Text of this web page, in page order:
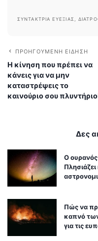
ΣΥΝΤΆΚΤΡΙΑ ΕΥΕΞΊΑΣ,
ΠΡΟΗΓΟΎΜΕΝΗ ΕΊΔΗΣΗ
Η κίνηση που πρέπει να
κάνεις για να μην
καταστρέψεις το
καινούριο σου
Δες
Ο ουρανός
Πώς να
καπνό
για τις